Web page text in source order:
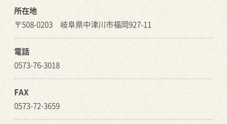
所在地
〒508-0203 岐阜県中津川市福岡927-11
電話
0573-76-3018
FAX
0573-72-3659